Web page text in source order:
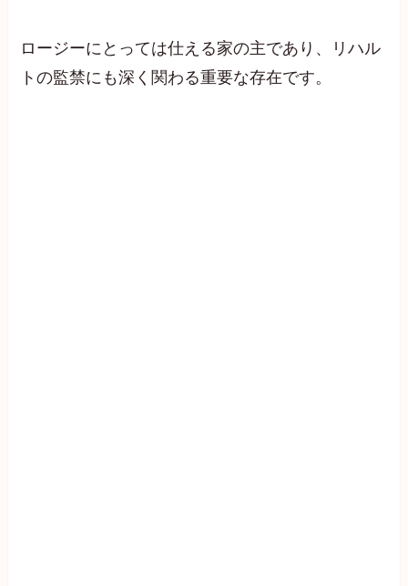
ロージーにとっては仕える家の主であり、リハル
トの監禁にも深く関わる重要な存在です。